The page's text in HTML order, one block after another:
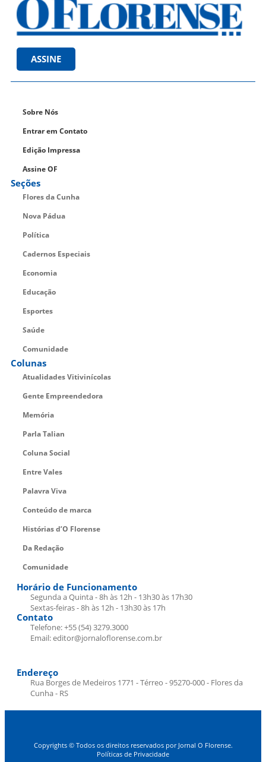
ASSINE
Sobre Nós
Entrar em Contato
Edição Impressa
Assine OF
Seções
Flores da Cunha
Nova Pádua
Política
Cadernos Especiais
Economia
Educação
Esportes
Saúde
Comunidade
Colunas
Atualidades Vitivinícolas
Gente Empreendedora
Memória
Parla Talian
Coluna Social
Entre Vales
Palavra Viva
Conteúdo de marca
Histórias d’O Florense
Da Redação
Comunidade
Horário de Funcionamento
Segunda a Quinta - 8h às 12h - 13h30 às 17h30
Sextas-feiras - 8h às 12h - 13h30 às 17h
Contato
Telefone: +55 (54) 3279.3000
Email: editor@jornaloflorense.com.br
Endereço
Rua Borges de Medeiros 1771 - Térreo - 95270-000 - Flores da
Cunha - RS
Copyrights © Todos os direitos reservados por Jornal O Florense.
Políticas de Privacidade